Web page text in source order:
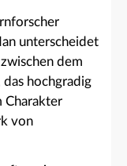
unterscheidet
dem
hochgradig
Charakter
von